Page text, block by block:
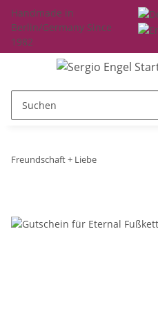
Handmade in
Berlin/Germany Since
1982
Freundschaft + Liebe